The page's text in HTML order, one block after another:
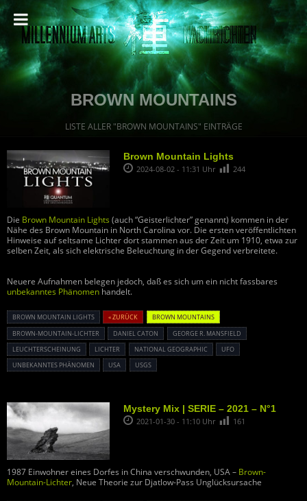
BROWN MOUNTAINS
LISTE ALLER "BROWN MOUNTAINS" EINTRÄGE
Brown Mountain Lights
2024-08-02 - 11:31 Uhr 244
Die Brown Mountain Lights (auch “Geisterlichter” genannt) kommen in der
Nähe des Brown Mountain in North Carolina vor. Die ersten veröffentlichten
Hinweise auf seltsame Lichter dort stammen aus der Zeit um 1910, etwa zur
selben Zeit, als sich elektrische Beleuchtung in der Gegend verbreitete.
Neuere Aufnahmen belegen jedoch, daß es sich um ein nicht fassbares
unbekanntes Phänomen handelt.
BROWN MOUNTAIN LIGHTS « ZURÜCK
BROWN MOUNTAINS
BROWN-MOUNTAIN-LICHTER
DANIEL CATON
GEORGE R. MANSFIELD
LEUCHTERSCHEINUNG
LICHTER NATIONAL GEOGRAPHIC
UFO
UNBEKANNTES PHÄNOMEN
USA USGS
Mystery Mix | SERIE – 2021 – N°1
2021-01-30 - 11:10 Uhr 161
1987 Einwohner eines Dorfes in China verschwunden, USA – Brown-
Mountain-Lichter, Neue Theorie zur Djatlow-Pass Unglücksursache